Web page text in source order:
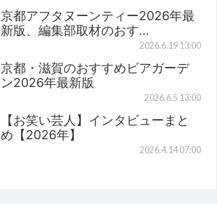
京都アフタヌーンティー2026年最
新版、編集部取材のおす…
2026.6.19 13:00
京都・滋賀のおすすめビアガーデ
ン2026年最新版
2026.6.5 13:00
【お笑い芸人】インタビューまと
め【2026年】
2026.4.14 07:00